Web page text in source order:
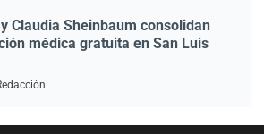
Claudia Sheinbaum consolidan
médica gratuita en San Luis